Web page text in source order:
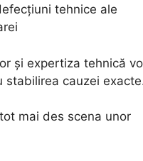
tehnice ale
și expertiza tehnică
stabilirea cauzei
mai des scena unor